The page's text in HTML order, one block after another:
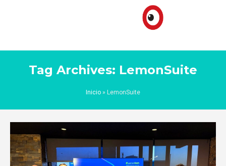
Tag Archives: LemonSuite
Inicio » LemonSuite